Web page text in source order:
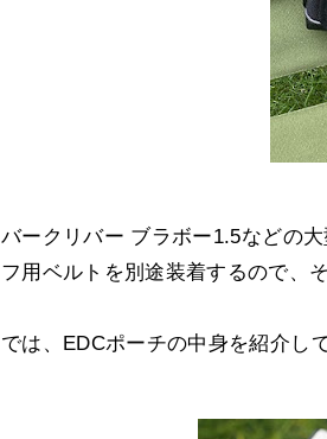
バークリバー ブラボー1.5などの
フ用ベルトを別途装着するので、
では、EDCポーチの中身を紹介し